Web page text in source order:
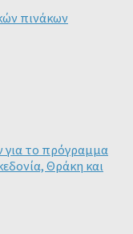
πινάκων
για το πρόγραμμα
Θράκη και